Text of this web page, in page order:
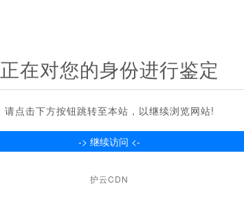
正在对您的身份进行鉴定
请点击下方按钮跳转至本站，以继续浏览网站!
护云CDN